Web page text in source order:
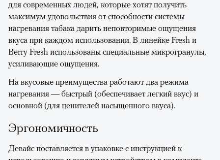
для современных людей, которые хотят получить
максимум удовольствия от способности системы
нагревания табака дарить неповторимые ощущения
вкуса при каждом использовании. В линейке Fresh и
Berry Fresh использованы специальные микрогранулы,
усиливающие ощущения.
На вкусовые преимущества работают два режима
нагревания — быстрый (обеспечивает легкий вкус) и
основной (для ценителей насыщенного вкуса).
Эргономичность
Девайс поставляется в упаковке с инструкцией к